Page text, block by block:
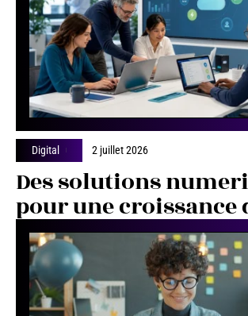
Digital 2 juillet 2026
Des solutions
pour une croissance